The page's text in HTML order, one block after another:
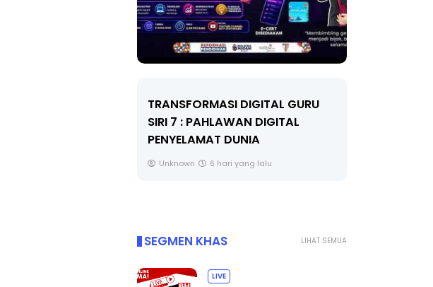
MAJLIS ANUGERAH FFK
(FESTIVAL LENSA PENDIDIKAN -
FLeP) 2026
Unknown 7 hari yang lalu
LIHAT SEMUA
SEGMEN KHAS
LIVE